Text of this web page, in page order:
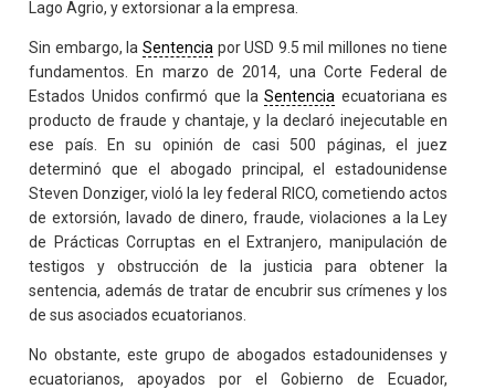
Lago Agrio, y extorsionar a la empresa.
Sin embargo, laSentencia por USD 9.5 mil millones no tiene
fundamentos. En marzo de 2014, una Corte Federal de
Estados Unidos confirmó que laSentencia ecuatoriana es
producto de fraude y chantaje, y la declaró inejecutable en
ese país. En su opinión de casi 500 páginas, el juez
determinó que el abogado principal, el estadounidense
Steven Donziger, violó la ley federal RICO, cometiendo actos
de extorsión, lavado de dinero, fraude, violaciones a la Ley
de Prácticas Corruptas en el Extranjero, manipulación de
testigos y obstrucción de la justicia para obtener la
sentencia, además de tratar de encubrir sus crímenes y los
de sus asociados ecuatorianos.
No obstante, este grupo de abogados estadounidenses y
ecuatorianos, apoyados por el Gobierno de Ecuador,